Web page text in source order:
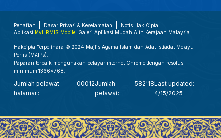
Penafian Dasar Privasi & Keselamatan
Notis Hak Cipta
Aplikasi MyHRMIS Mobile: Galeri Aplikasi Mudah Alih Kerajaan Malaysia
Hakcipta Terpelihara © 2024 Majlis Agama Islam dan Adat Istiadat Melayu
Perlis (MAIPs).
Paparan terbaik mengunakan pelayar internet Chrome dengan resolusi
minimum 1366x768.
Jumlah pelawat
halaman:
00012Jumlah
pelawat:
582118Last updated:
4/15/2025